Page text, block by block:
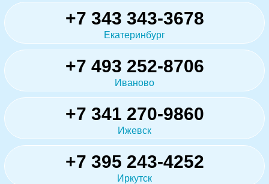
+7 343 343-3678
Екатеринбург
+7 493 252-8706
Иваново
+7 341 270-9860
Ижевск
+7 395 243-4252
Иркутск